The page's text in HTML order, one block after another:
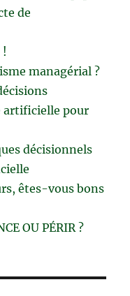
de
managérial ?
artificielle pour
décisionnels
êtes-vous bons
OU PÉRIR ?